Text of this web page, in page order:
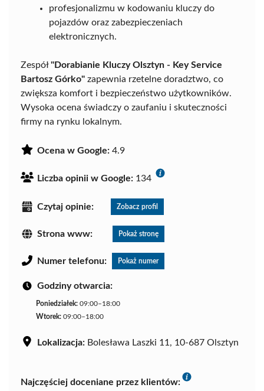
profesjonalizmu w kodowaniu kluczy do
pojazdów oraz zabezpieczeniach
elektronicznych.
Zespół"Dorabianie Kluczy Olsztyn - Key Service
Bartosz Górko" zapewnia rzetelne doradztwo, co
zwiększa komfort i bezpieczeństwo użytkowników.
Wysoka ocena świadczy o zaufaniu i skuteczności
firmy na rynku lokalnym.
Ocena w Google: 4.9
Liczba opinii w Google: 134
Czytaj opinie: Zobacz profil
Strona www: Pokaż stronę
Numer telefonu: Pokaż numer
Godziny otwarcia:
Poniedziałek: 09:00–18:00
Wtorek: 09:00–18:00
Lokalizacja: Bolesława Laszki 11, 10-687 Olsztyn
Najczęściej doceniane przez klientów: